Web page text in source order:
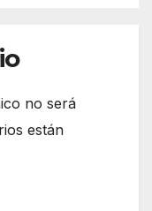
no será
están